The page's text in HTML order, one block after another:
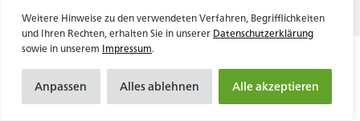
Weitere Hinweise zu den verwendeten Verfahren, Begrifflichkeiten
und Ihren Rechten, erhalten Sie in unsererDatenschutzerklärung
sowie in unserem Impressum.
Anpassen Alles ablehnen Alle akzeptieren